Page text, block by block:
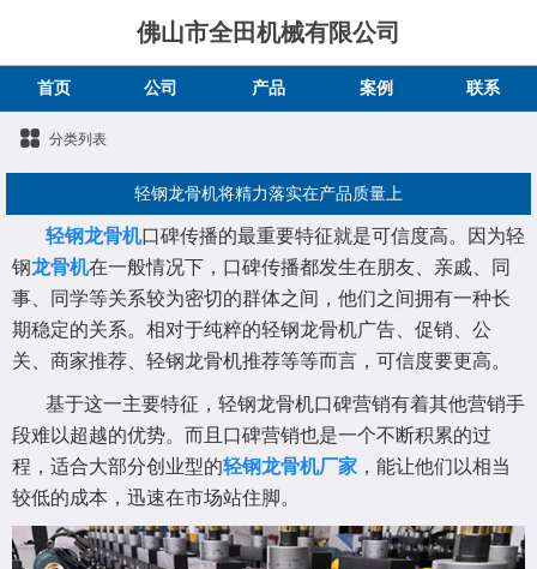
佛山市全田机械有限公司
首页 公司 产品 案例 联系
分类列表
轻钢龙骨机将精力落实在产品质量上
轻钢龙骨机口碑传播的最重要特征就是可信度高。因为轻
钢龙骨机在一般情况下，口碑传播都发生在朋友、亲戚、同
事、同学等关系较为密切的群体之间，他们之间拥有一种长
期稳定的关系。相对于纯粹的轻钢龙骨机广告、促销、公
关、商家推荐、轻钢龙骨机推荐等等而言，可信度要更高。
基于这一主要特征，轻钢龙骨机口碑营销有着其他营销手
段难以超越的优势。而且口碑营销也是一个不断积累的过
程，适合大部分创业型的轻钢龙骨机厂家 ，能让他们以相当
较低的成本，迅速在市场站住脚。